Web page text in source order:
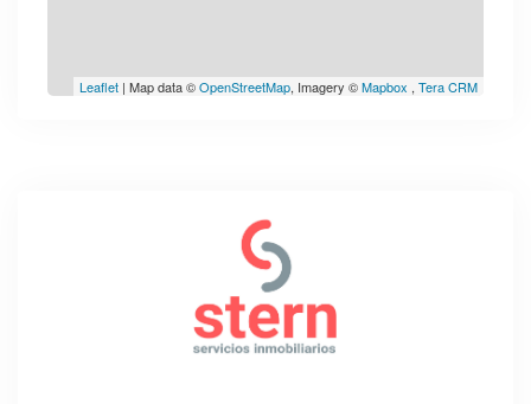
Leaflet | Map data ©OpenStreetMap, Imagery ©Mapbox , Tera CRM